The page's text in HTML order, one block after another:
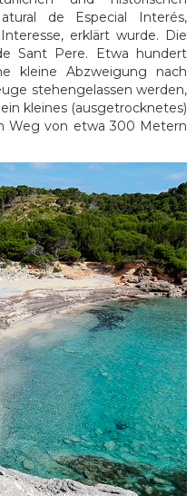
de Especial Interés,
erklärt wurde. Die
Sant Pere. Etwa hundert
kleine Abzweigung nach
stehengelassen werden,
kleines (ausgetrocknetes)
Weg von etwa 300 Metern